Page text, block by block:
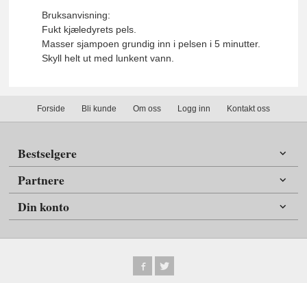
Bruksanvisning:
Fukt kjæledyrets pels.
Masser sjampoen grundig inn i pelsen i 5 minutter.
Skyll helt ut med lunkent vann.
Forside Bli kunde Om oss Logg inn Kontakt oss
Bestselgere
Partnere
Din konto